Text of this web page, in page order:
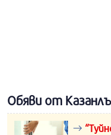
Обяви от